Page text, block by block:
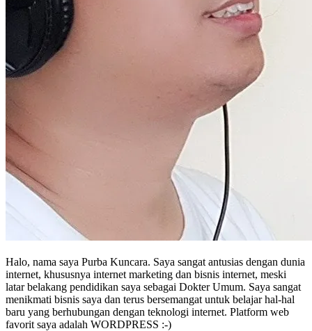
Halo, nama saya Purba Kuncara. Saya sangat antusias dengan dunia
internet, khususnya internet marketing dan bisnis internet, meski
latar belakang pendidikan saya sebagai Dokter Umum. Saya sangat
menikmati bisnis saya dan terus bersemangat untuk belajar hal-hal
baru yang berhubungan dengan teknologi internet. Platform web
favorit saya adalah WORDPRESS :-)